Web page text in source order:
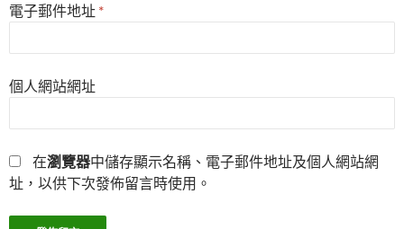
電子郵件地址 *
個人網站網址
在瀏覽器中儲存顯示名稱、電子郵件地址及個人網站網
址，以供下次發佈留言時使用。